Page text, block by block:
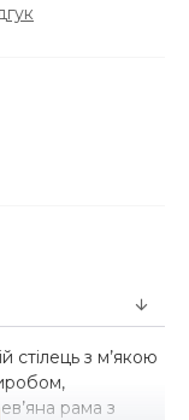
стілець з м’якою
рама з